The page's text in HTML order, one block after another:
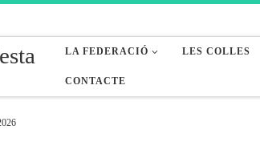
LA FEDERACIÓ LES COLLES
CONTACTE